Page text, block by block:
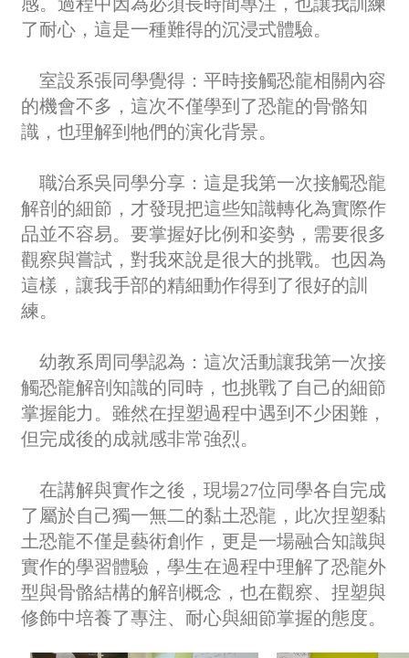
了耐心，這是一種難得的沉浸式體驗。
室設系張同學覺得：平時接觸恐龍相關內容
的機會不多，這次不僅學到了恐龍的骨骼知
識，也理解到牠們的演化背景。
職治系吳同學分享：這是我第一次接觸恐龍
解剖的細節，才發現把這些知識轉化為實際作
品並不容易。要掌握好比例和姿勢，需要很多
觀察與嘗試，對我來說是很大的挑戰。也因為
這樣，讓我手部的精細動作得到了很好的訓
練。
幼教系周同學認為：這次活動讓我第一次接
觸恐龍解剖知識的同時，也挑戰了自己的細節
掌握能力。雖然在捏塑過程中遇到不少困難，
但完成後的成就感非常強烈。
在講解與實作之後，現場27位同學各自完成
了屬於自己獨一無二的黏土恐龍，此次捏塑黏
土恐龍不僅是藝術創作，更是一場融合知識與
實作的學習體驗，學生在過程中理解了恐龍外
型與骨骼結構的解剖概念，也在觀察、捏塑與
修飾中培養了專注、耐心與細節掌握的態度。